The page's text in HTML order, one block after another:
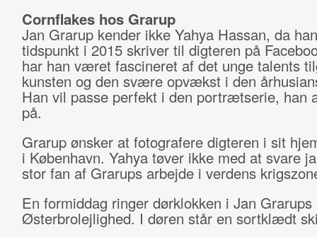
Cornflakes hos Grarup
Jan Grarup kender ikke Yahya Hassan, da
tidspunkt i 2015 skriver til digteren på
har han været fascineret af det unge talents
kunsten og den svære opvækst i den
Han vil passe perfekt i den portrætserie, han
på.
Grarup ønsker at fotografere digteren i sit
i København. Yahya tøver ikke med at svare
stor fan af Grarups arbejde i verdens
En formiddag ringer dørklokken i Jan Grarups
Østerbrolejlighed. I døren står en sortklædt